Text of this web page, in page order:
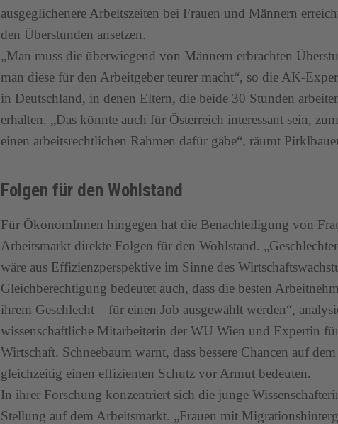
ausgeglichenere Arbeitszeiten bei Frauen und Männern
den Überstunden ansetzen.
„Man muss die überwiegend von Männern erbrachten
man diese für den Arbeitgeber teurer macht“, so die AK-
in Deutschland, in denen Eltern, die beide 30 Stunden
erhalten. „Das könnte auch für Österreich interessant sein,
einen arbeitsrechtlichen Rahmen dafür gäbe“, räumt
Folgen für den Wohlstand
Für ÖkonomInnen hingegen hat die Benachteiligung von
Arbeitsmarkt direkte Folgen für den Wohlstand.
wäre aus Effizienzperspektive im Sinne des
Gleichberechtigung bedeutet auch, dass die besten
ihrem Geschlecht – für einen Job ausgewählt werden“,
wissenschaftliche Mitarbeiterin der WU Wien und Expertin
Wirtschaft. Schneebaum warnt, dass bessere Chancen auf
gleichzeitig einen effizienten Schutz vor Armut bedeuten.
In ihrer Forschung konzentriert sich die junge
Stellung auf dem Arbeitsmarkt. „Frauen mit